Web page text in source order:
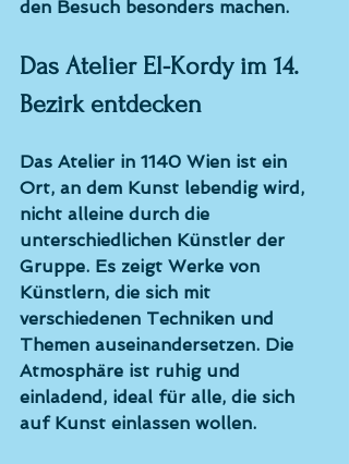
den Besuch besonders machen.
Das Atelier El-Kordy im 14.
Bezirk entdecken
Das Atelier in 1140 Wien ist ein
Ort, an dem Kunst lebendig wird,
nicht alleine durch die
unterschiedlichen Künstler der
Gruppe. Es zeigt Werke von
Künstlern, die sich mit
verschiedenen Techniken und
Themen auseinandersetzen. Die
Atmosphäre ist ruhig und
einladend, ideal für alle, die sich
auf Kunst einlassen wollen.